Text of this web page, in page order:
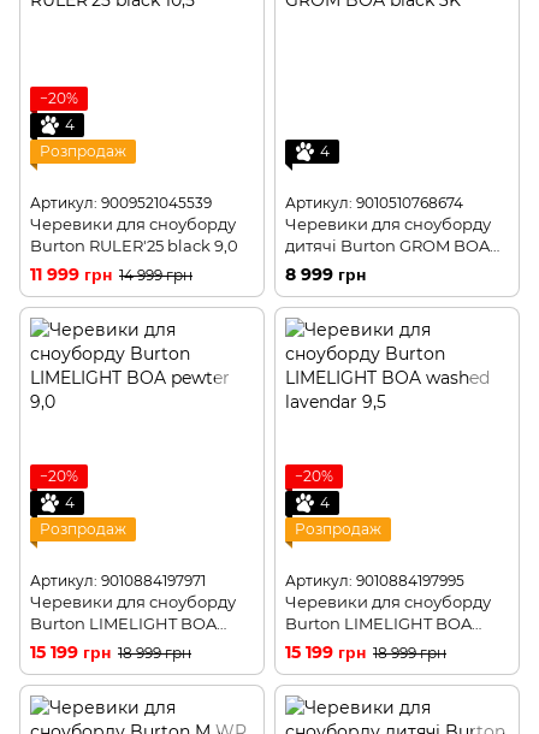
−20%
4
Розпродаж
Артикул: 9009521045539
Черевики для сноуборду
Burton RULER'25 black 9,0
11 999 грн 14 999 грн
4
Артикул: 9010510768674
Черевики для сноуборду
дитячі Burton GROM BOA
black 11C
8 999 грн
−20%
4
Розпродаж
Артикул: 9010884197971
Черевики для сноуборду
Burton LIMELIGHT BOA
pewter 8,0
15 199 грн 18 999 грн
−20%
4
Розпродаж
Артикул: 9010884197995
Черевики для сноуборду
Burton LIMELIGHT BOA
washed lavendar 6,0
15 199 грн 18 999 грн